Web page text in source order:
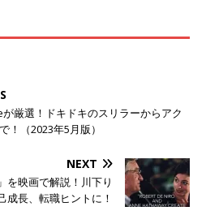
厳選！ドキドキのスリラーからアク
！（2023年5月版）
NEXT
を映画で解説！川下り
成長、転職ヒントに！